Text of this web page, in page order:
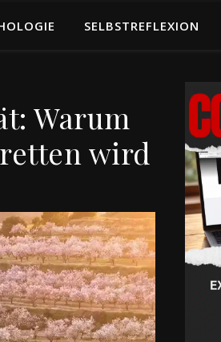
SELBSTREFLEXION
Warum
wird